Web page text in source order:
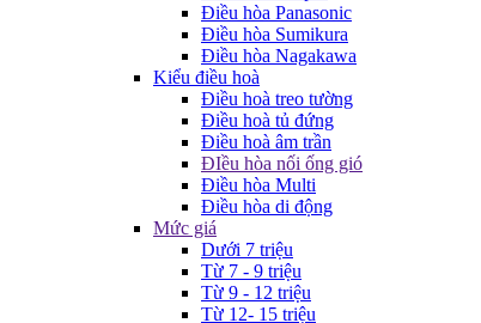
Điều hòa Panasonic
Điều hòa Sumikura
Điều hòa Nagakawa
Kiểu điều hoà
Điều hoà treo tường
Điều hoà tủ đứng
Điều hoà âm trần
ĐIều hòa nối ống gió
Điều hòa Multi
Điều hòa di động
Mức giá
Dưới 7 triệu
Từ 7 - 9 triệu
Từ 9 - 12 triệu
Từ 12- 15 triệu